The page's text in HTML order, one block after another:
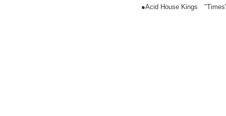
●Acid House Kings